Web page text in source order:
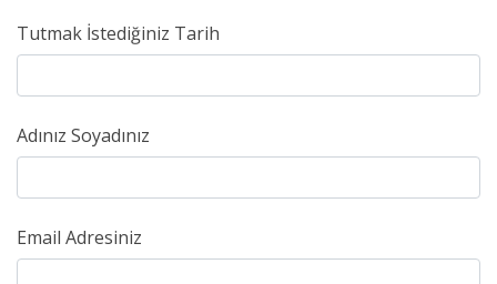
Tutmak İstediğiniz Tarih
Adınız Soyadınız
Email Adresiniz